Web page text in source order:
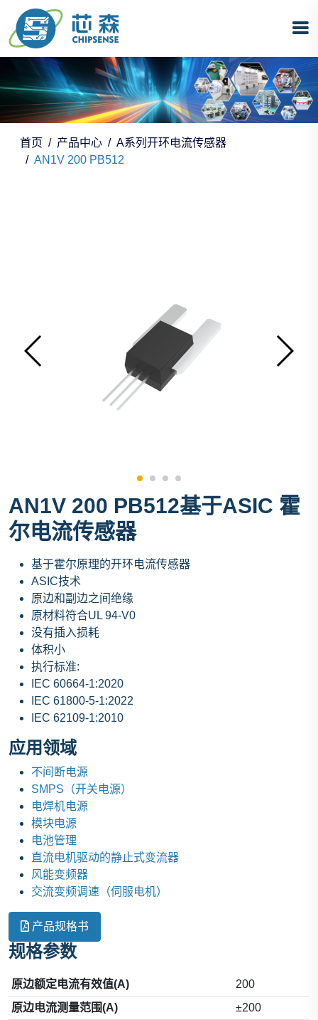
首页 产品中心
A系列开环电流传感器
AN1V 200 PB512
AN1V 200 PB512基于ASIC 霍
尔电流传感器
基于霍尔原理的开环电流传感器
ASIC技术
原边和副边之间绝缘
原材料符合UL 94-V0
没有插入损耗
体积小
执行标准:
IEC 60664-1:2020
IEC 61800-5-1:2022
IEC 62109-1:2010
应用领域
不间断电源
SMPS（开关电源）
电焊机电源
模块电源
电池管理
直流电机驱动的静止式变流器
风能变频器
交流变频调速（伺服电机）
产品规格书
规格参数
原边额定电流有效值(A)
200
原边电流测量范围(A)
±200